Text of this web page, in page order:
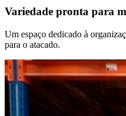
Variedade pronta para
Um espaço dedicado à
para o atacado.